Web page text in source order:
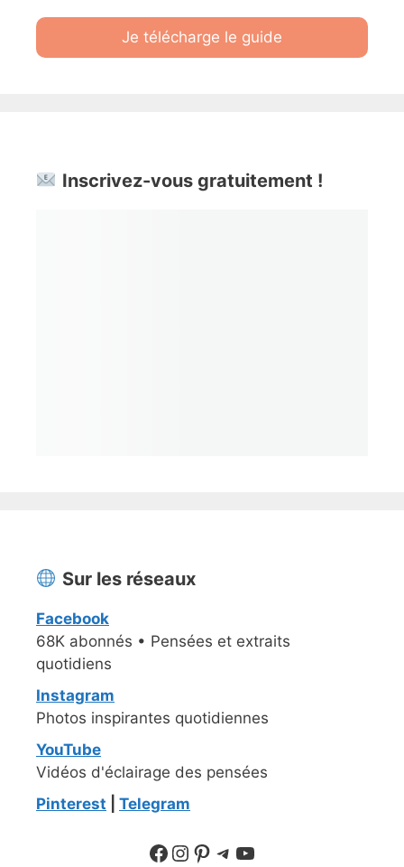
Je télécharge le guide
Inscrivez-vous gratuitement !
Sur les réseaux
Facebook
68K abonnés • Pensées et extraits
quotidiens
Instagram
Photos inspirantes quotidiennes
YouTube
Vidéos d'éclairage des pensées
Pinterest
Telegram
Suivre sur Facebook
Suivre sur Instagram
Pinterest
Sur Telegram
YouTube